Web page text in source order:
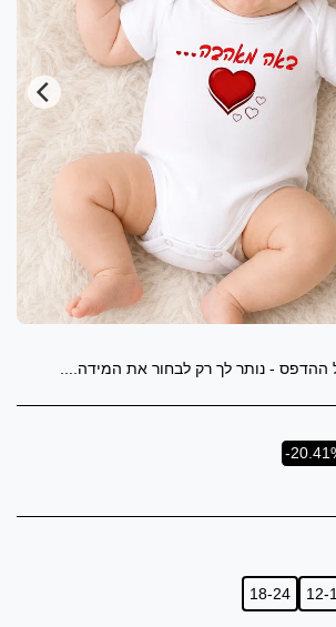
ההדפס - נותר לך רק לבחור את המידה....
-
12-
18-24